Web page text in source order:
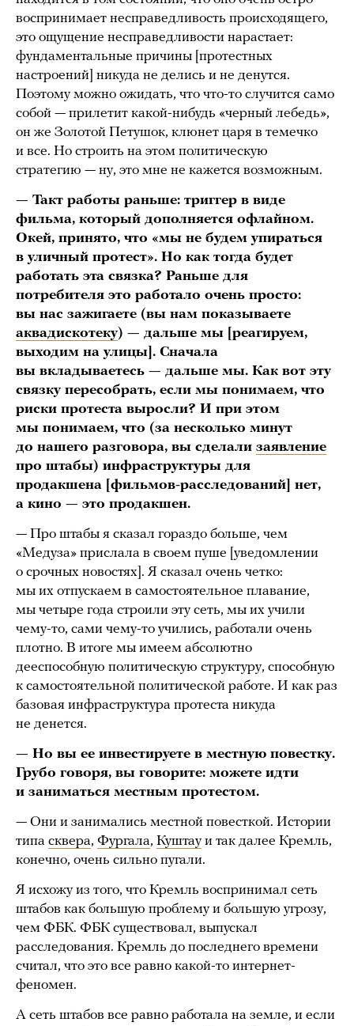
воспринимает несправедливость происходящего,
это ощущение несправедливости нарастает:
фундаментальные причины [протестных
настроений] никуда не делись и не денутся.
Поэтому можно ожидать, что что-то случится само
собой — прилетит какой-нибудь «черный лебедь»,
он же Золотой Петушок, клюнет царя в темечко
и все. Но строить на этом политическую
стратегию — ну, это мне не кажется возможным.
— Такт работы раньше: триггер в виде
фильма, который дополняется офлайном.
Окей, принято, что «мы не будем упираться
в уличный протест». Но как тогда будет
работать эта связка? Раньше для
потребителя это работало очень просто:
вы нас зажигаете (вы нам показываете
аквадискотеку) — дальше мы [реагируем,
выходим на улицы]. Сначала
вы вкладываетесь — дальше мы. Как вот эту
связку пересобрать, если мы понимаем, что
риски протеста выросли? И при этом
мы понимаем, что (за несколько минут
до нашего разговора, вы сделали заявление
про штабы) инфраструктуры для
продакшена [фильмов-расследований] нет,
а кино — это продакшен.
— Про штабы я сказал гораздо больше, чем
«Медуза» прислала в своем пуше [уведомлении
о срочных новостях]. Я сказал очень четко:
мы их отпускаем в самостоятельное плавание,
мы четыре года строили эту сеть, мы их учили
чему-то, сами чему-то учились, работали очень
плотно. В итоге мы имеем абсолютно
дееспособную политическую структуру, способную
к самостоятельной политической работе. И как раз
базовая инфраструктура протеста никуда
не денется.
— Но вы ее инвестируете в местную повестку.
Грубо говоря, вы говорите: можете идти
и заниматься местным протестом.
— Они и занимались местной повесткой. Истории
типа сквера, Фургала, Куштауи так далее Кремль,
конечно, очень сильно пугали.
Я исхожу из того, что Кремль воспринимал сеть
штабов как большую проблему и большую угрозу,
чем ФБК. ФБК существовал, выпускал
расследования. Кремль до последнего времени
считал, что это все равно какой-то интернет-
феномен.
А сеть штабов все равно работала на земле, и если